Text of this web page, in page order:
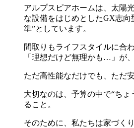
アルプスピアホームは、太陽
な設備をはじめとしたGX志向
準”としています。
間取りもライフスタイルに合
「理想だけど無理かも…」が
ただ高性能なだけでも、ただ
大切なのは、予算の中で“ちょ
ること。
そのために、私たちは家づく